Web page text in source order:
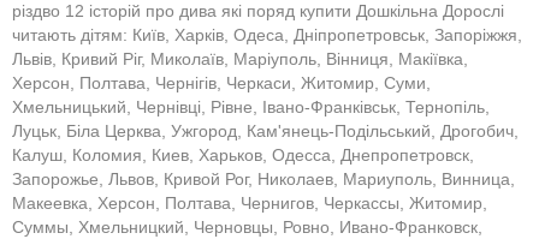
різдво 12 історій про дива які поряд купити Дошкільна Дорослі
читають дітям: Київ, Харків, Одеса, Дніпропетровськ, Запоріжжя,
Львів, Кривий Ріг, Миколаїв, Маріуполь, Вінниця, Макіївка,
Херсон, Полтава, Чернігів, Черкаси, Житомир, Суми,
Хмельницький, Чернівці, Рівне, Івано-Франківськ, Тернопіль,
Луцьк, Біла Церква, Ужгород, Кам'янець-Подільський, Дрогобич,
Калуш, Коломия, Киев, Харьков, Одесса, Днепропетровск,
Запорожье, Львов, Кривой Рог, Николаев, Мариуполь, Винница,
Макеевка, Херсон, Полтава, Чернигов, Черкассы, Житомир,
Суммы, Хмельницкий, Черновцы, Ровно, Ивано-Франковск,